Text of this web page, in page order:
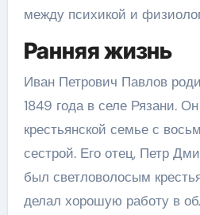
между психикой и
Ранняя жизнь
Иван Петрович Павлов
1849 года в селе Рязани.
крестьянской семье с
сестрой. Его отец, Петр
был светловолосым
делал хорошую работу в